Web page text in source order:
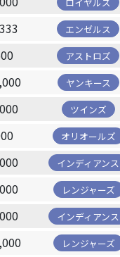
エンゼルス
アストロズ
ヤンキース
ツインズ
オリオールズ
インディアンス
レンジャーズ
インディアンス
レンジャーズ